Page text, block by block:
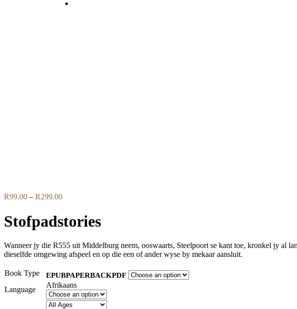
R99.00 – R299.00Price
R99.00
through
Stofpadstories
Wanneer jy die R555 uit Middelburg neem, ooswaarts, Steelpoort se kant toe, kronkel jy al
dieselfde omgewing afspeel en op die een of ander wyse by mekaar aansluit.
Book Type EPUBPAPERBACKPDF
Language
Afrikaans